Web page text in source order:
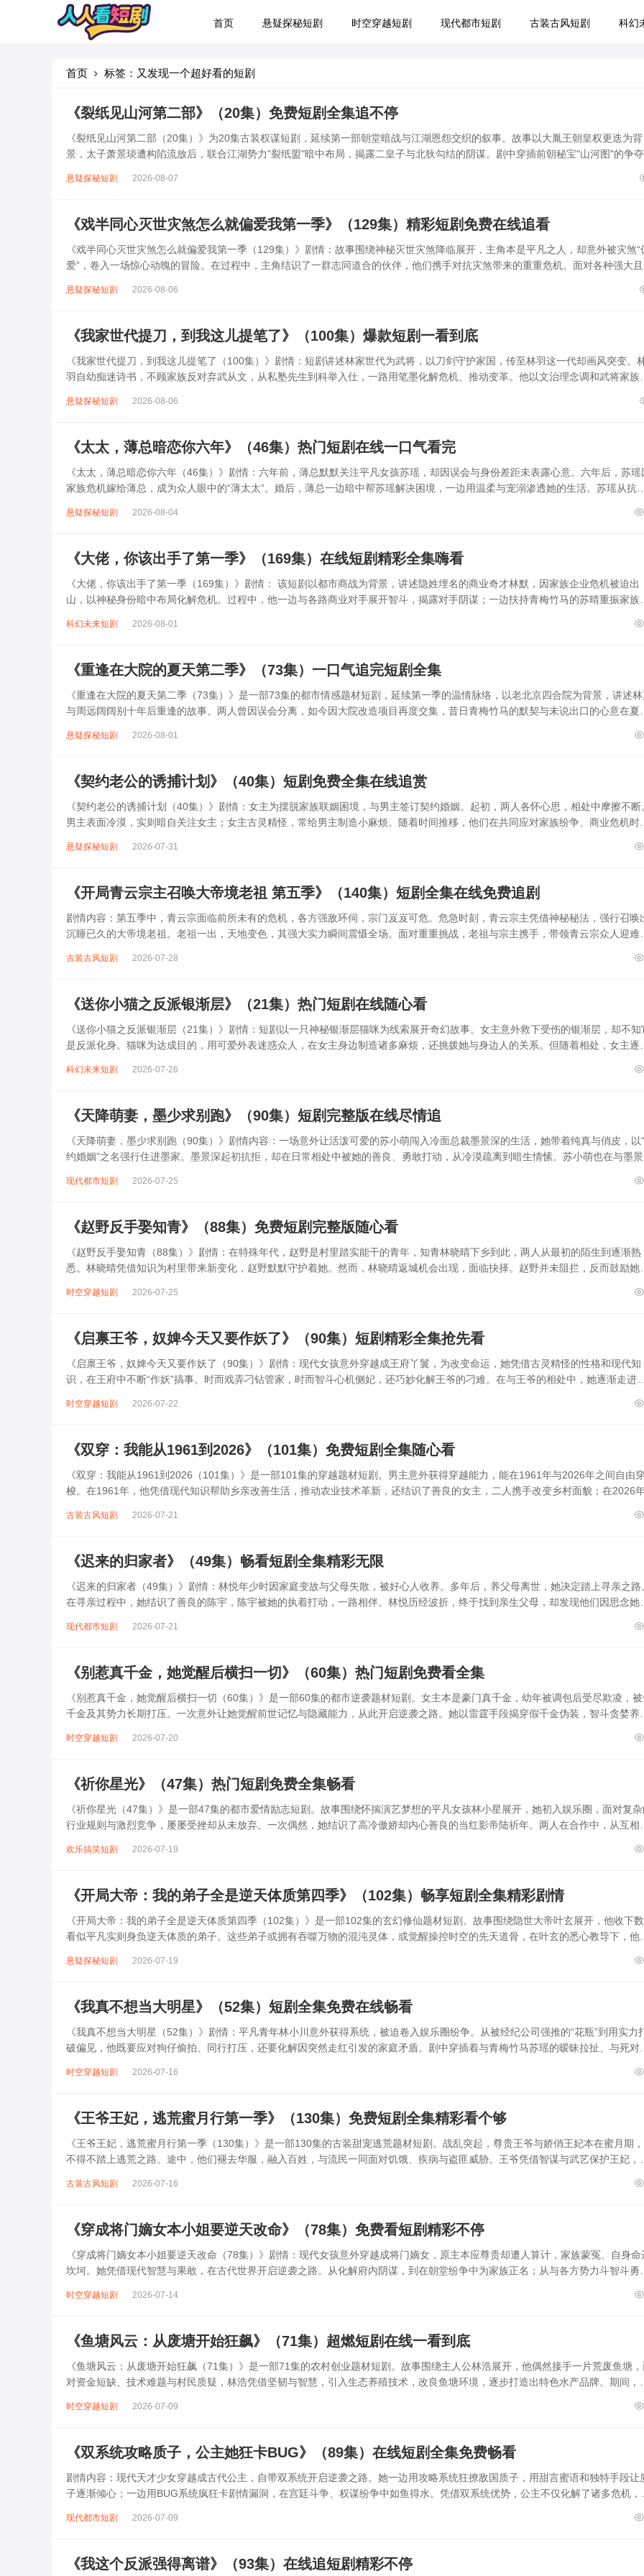
首页 悬疑探秘短剧 时空穿越短剧 现代都市短剧 古装古风短剧 科幻
首页 标签：又发现一个超好看的短剧
《裂纸见山河第二部》（20集）免费短剧全集追不停
《裂纸见山河第二部（20集）》为20集古装权谋短剧，延续第一部朝堂暗战与江湖恩怨交织的叙事。故事以大胤王朝皇权更迭为背
景，太子萧景琰遭构陷流放后，联合江湖势力"裂纸盟"暗中布局，揭露二皇子与北狄勾结的阴谋。剧中穿插前朝秘宝"山河图"的争夺
悬疑探秘短剧 2026-08-07
《戏半同心灭世灾煞怎么就偏爱我第一季》（129集）精彩短剧免费在线追看
《戏半同心灭世灾煞怎么就偏爱我第一季（129集）》剧情：故事围绕神秘灭世灾煞降临展开，主角本是平凡之人，却意外被灾煞“
爱”，卷入一场惊心动魄的冒险。在过程中，主角结识了一群志同道合的伙伴，他们携手对抗灾煞带来的重重危机。面对各种强大且
悬疑探秘短剧 2026-08-06
《我家世代提刀，到我这儿提笔了》（100集）爆款短剧一看到底
《我家世代提刀，到我这儿提笔了（100集）》剧情：短剧讲述林家世代为武将，以刀剑守护家国，传至林羽这一代却画风突变。
羽自幼痴迷诗书，不顾家族反对弃武从文，从私塾先生到科举入仕，一路用笔墨化解危机、推动变革。他以文治理念调和武将家族的
悬疑探秘短剧 2026-08-06
《太太，薄总暗恋你六年》（46集）热门短剧在线一口气看完
《太太，薄总暗恋你六年（46集）》剧情：六年前，薄总默默关注平凡女孩苏瑶，却因误会与身份差距未表露心意。六年后，苏瑶
家族危机嫁给薄总，成为众人眼中的“薄太太”。婚后，薄总一边暗中帮苏瑶解决困境，一边用温柔与宠溺渗透她的生活。苏瑶从抗拒
悬疑探秘短剧 2026-08-04
《大佬，你该出手了第一季》（169集）在线短剧精彩全集嗨看
《大佬，你该出手了第一季（169集）》剧情： 该短剧以都市商战为背景，讲述隐姓埋名的商业奇才林默，因家族企业危机被迫出
山，以神秘身份暗中布局化解危机。过程中，他一边与各路商业对手展开智斗，揭露对手阴谋；一边扶持青梅竹马的苏晴重振家族产
科幻未来短剧 2026-08-01
《重逢在大院的夏天第二季》（73集）一口气追完短剧全集
《重逢在大院的夏天第二季（73集）》是一部73集的都市情感题材短剧，延续第一季的温情脉络，以老北京四合院为背景，讲述林
与周远阔阔别十年后重逢的故事。两人曾因误会分离，如今因大院改造项目再度交集，昔日青梅竹马的默契与未说出口的心意在夏日
悬疑探秘短剧 2026-08-01
《契约老公的诱捕计划》（40集）短剧免费全集在线追赏
《契约老公的诱捕计划（40集）》剧情：女主为摆脱家族联姻困境，与男主签订契约婚姻。起初，两人各怀心思，相处中摩擦不断
男主表面冷漠，实则暗自关注女主；女主古灵精怪，常给男主制造小麻烦。随着时间推移，他们在共同应对家族纷争、商业危机时，
悬疑探秘短剧 2026-07-31
《开局青云宗主召唤大帝境老祖 第五季》（140集）短剧全集在线免费追剧
剧情内容：第五季中，青云宗面临前所未有的危机，各方强敌环伺，宗门岌岌可危。危急时刻，青云宗主凭借神秘秘法，强行召唤
沉睡已久的大帝境老祖。老祖一出，天地变色，其强大实力瞬间震慑全场。面对重重挑战，老祖与宗主携手，带领青云宗众人迎难而
古装古风短剧 2026-07-28
《送你小猫之反派银渐层》（21集）热门短剧在线随心看
《送你小猫之反派银渐层（21集）》剧情：短剧以一只神秘银渐层猫咪为线索展开奇幻故事。女主意外救下受伤的银渐层，却不知
是反派化身。猫咪为达成目的，用可爱外表迷惑众人，在女主身边制造诸多麻烦，还挑拨她与身边人的关系。但随着相处，女主逐渐
科幻未来短剧 2026-07-26
《天降萌妻，墨少求别跑》（90集）短剧完整版在线尽情追
《天降萌妻，墨少求别跑（90集）》剧情内容：一场意外让活泼可爱的苏小萌闯入冷面总裁墨景深的生活，她带着纯真与俏皮，以
约婚姻”之名强行住进墨家。墨景深起初抗拒，却在日常相处中被她的善良、勇敢打动，从冷漠疏离到暗生情愫。苏小萌也在与墨景
现代都市短剧 2026-07-25
《赵野反手娶知青》（88集）免费短剧完整版随心看
《赵野反手娶知青（88集）》剧情：在特殊年代，赵野是村里踏实能干的青年，知青林晓晴下乡到此，两人从最初的陌生到逐渐熟
悉。林晓晴凭借知识为村里带来新变化，赵野默默守护着她。然而，林晓晴返城机会出现，面临抉择。赵野并未阻拦，反而鼓励她追
时空穿越短剧 2026-07-25
《启禀王爷，奴婢今天又要作妖了》（90集）短剧精彩全集抢先看
《启禀王爷，奴婢今天又要作妖了（90集）》剧情：现代女孩意外穿越成王府丫鬟，为改变命运，她凭借古灵精怪的性格和现代知
识，在王府中不断“作妖”搞事。时而戏弄刁钻管家，时而智斗心机侧妃，还巧妙化解王爷的刁难。在与王爷的相处中，她逐渐走进王
时空穿越短剧 2026-07-22
《双穿：我能从1961到2026》（101集）免费短剧全集随心看
《双穿：我能从1961到2026（101集）》是一部101集的穿越题材短剧。男主意外获得穿越能力，能在1961年与2026年之间自由
梭。在1961年，他凭借现代知识帮助乡亲改善生活，推动农业技术革新，还结识了善良的女主，二人携手改变乡村面貌；在2026年
古装古风短剧 2026-07-21
《迟来的归家者》（49集）畅看短剧全集精彩无限
《迟来的归家者（49集）》剧情：林悦年少时因家庭变故与父母失散，被好心人收养。多年后，养父母离世，她决定踏上寻亲之路
在寻亲过程中，她结识了善良的陈宇，陈宇被她的执着打动，一路相伴。林悦历经波折，终于找到亲生父母，却发现他们因思念她而
现代都市短剧 2026-07-21
《别惹真千金，她觉醒后横扫一切》（60集）热门短剧免费看全集
《别惹真千金，她觉醒后横扫一切（60集）》是一部60集的都市逆袭题材短剧。女主本是豪门真千金，幼年被调包后受尽欺凌，被
千金及其势力长期打压。一次意外让她觉醒前世记忆与隐藏能力，从此开启逆袭之路。她以雷霆手段揭穿假千金伪装，智斗贪婪养父
时空穿越短剧 2026-07-20
《祈你星光》（47集）热门短剧免费全集畅看
《祈你星光（47集）》是一部47集的都市爱情励志短剧。故事围绕怀揣演艺梦想的平凡女孩林小星展开，她初入娱乐圈，面对复杂
行业规则与激烈竞争，屡屡受挫却从未放弃。一次偶然，她结识了高冷傲娇却内心善良的当红影帝陆祈年。两人在合作中，从互相误
欢乐搞笑短剧 2026-07-19
《开局大帝：我的弟子全是逆天体质第四季》（102集）畅享短剧全集精彩剧情
《开局大帝：我的弟子全是逆天体质第四季（102集）》是一部102集的玄幻修仙题材短剧。故事围绕隐世大帝叶玄展开，他收下
看似平凡实则身负逆天体质的弟子。这些弟子或拥有吞噬万物的混沌灵体，或觉醒操控时空的先天道骨，在叶玄的悉心教导下，他们
悬疑探秘短剧 2026-07-19
《我真不想当大明星》（52集）短剧全集免费在线畅看
《我真不想当大明星（52集）》剧情：平凡青年林小川意外获得系统，被迫卷入娱乐圈纷争。从被经纪公司强推的“花瓶”到用实力
破偏见，他既要应对狗仔偷拍、同行打压，还要化解因突然走红引发的家庭矛盾。剧中穿插着与青梅竹马苏瑶的暧昧拉扯、与死对头
时空穿越短剧 2026-07-16
《王爷王妃，逃荒蜜月行第一季》（130集）免费短剧全集精彩看个够
《王爷王妃，逃荒蜜月行第一季（130集）》是一部130集的古装甜宠逃荒题材短剧。战乱突起，尊贵王爷与娇俏王妃本在蜜月期
不得不踏上逃荒之路。途中，他们褪去华服，融入百姓，与流民一同面对饥饿、疾病与盗匪威胁。王爷凭借智谋与武艺保护王妃，王
古装古风短剧 2026-07-16
《穿成将门嫡女本小姐要逆天改命》（78集）免费看短剧精彩不停
《穿成将门嫡女本小姐要逆天改命（78集）》剧情：现代女孩意外穿越成将门嫡女，原主本应尊贵却遭人算计，家族蒙冤、自身命
坎坷。她凭借现代智慧与果敢，在古代世界开启逆袭之路。从化解府内阴谋，到在朝堂纷争中为家族正名；从与各方势力斗智斗勇，
时空穿越短剧 2026-07-14
《鱼塘风云：从废塘开始狂飙》（71集）超燃短剧在线一看到底
《鱼塘风云：从废塘开始狂飙（71集）》是一部71集的农村创业题材短剧。故事围绕主人公林浩展开，他偶然接手一片荒废鱼塘
对资金短缺、技术难题与村民质疑，林浩凭借坚韧与智慧，引入生态养殖技术，改良鱼塘环境，逐步打造出特色水产品牌。期间，他
时空穿越短剧 2026-07-09
《双系统攻略质子，公主她狂卡BUG》（89集）在线短剧全集免费畅看
剧情内容：现代天才少女穿越成古代公主，自带双系统开启逆袭之路。她一边用攻略系统狂撩敌国质子，用甜言蜜语和独特手段让
子逐渐倾心；一边用BUG系统疯狂卡剧情漏洞，在宫廷斗争、权谋纷争中如鱼得水。凭借双系统优势，公主不仅化解了诸多危机，
现代都市短剧 2026-07-09
《我这个反派强得离谱》（93集）在线追短剧精彩不停